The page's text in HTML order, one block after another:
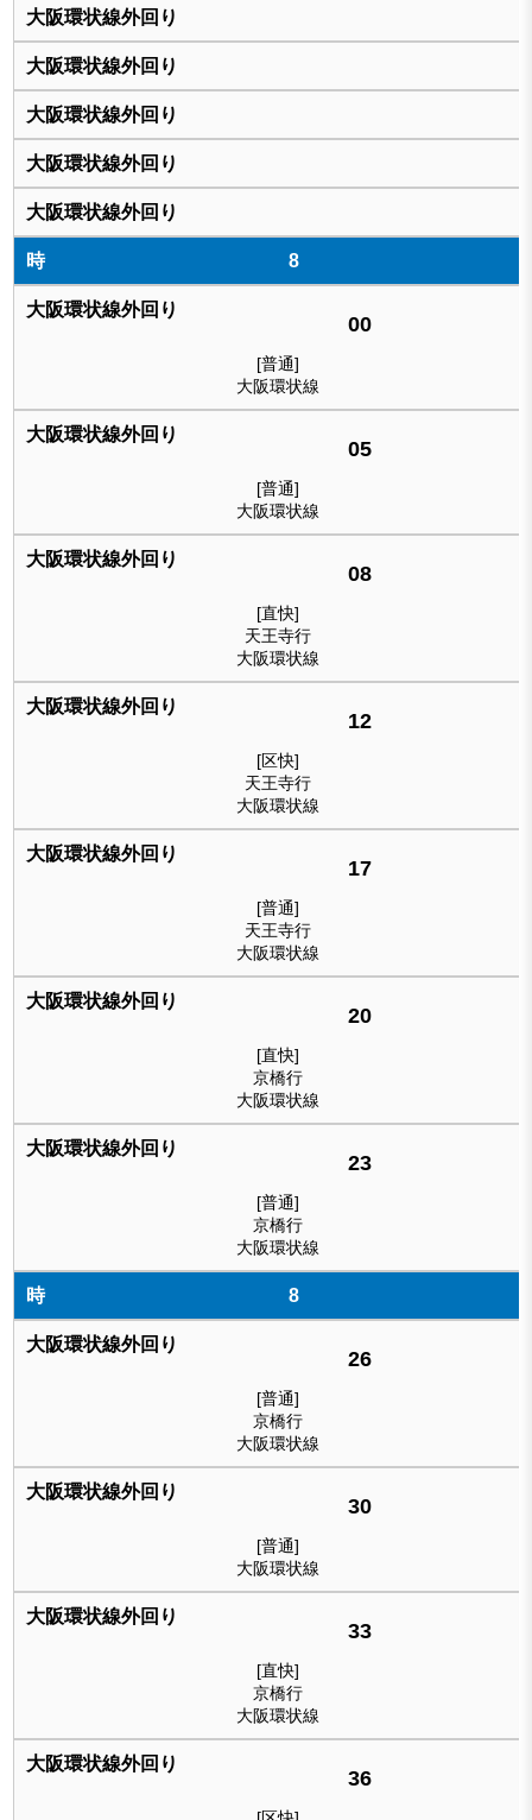
8
00
[普通]
大阪環状線
05
[普通]
大阪環状線
08
[直快]
天王寺行
大阪環状線
12
[区快]
天王寺行
大阪環状線
17
[普通]
天王寺行
大阪環状線
20
[直快]
京橋行
大阪環状線
23
[普通]
京橋行
大阪環状線
8
26
[普通]
京橋行
大阪環状線
30
[普通]
大阪環状線
33
[直快]
京橋行
大阪環状線
36